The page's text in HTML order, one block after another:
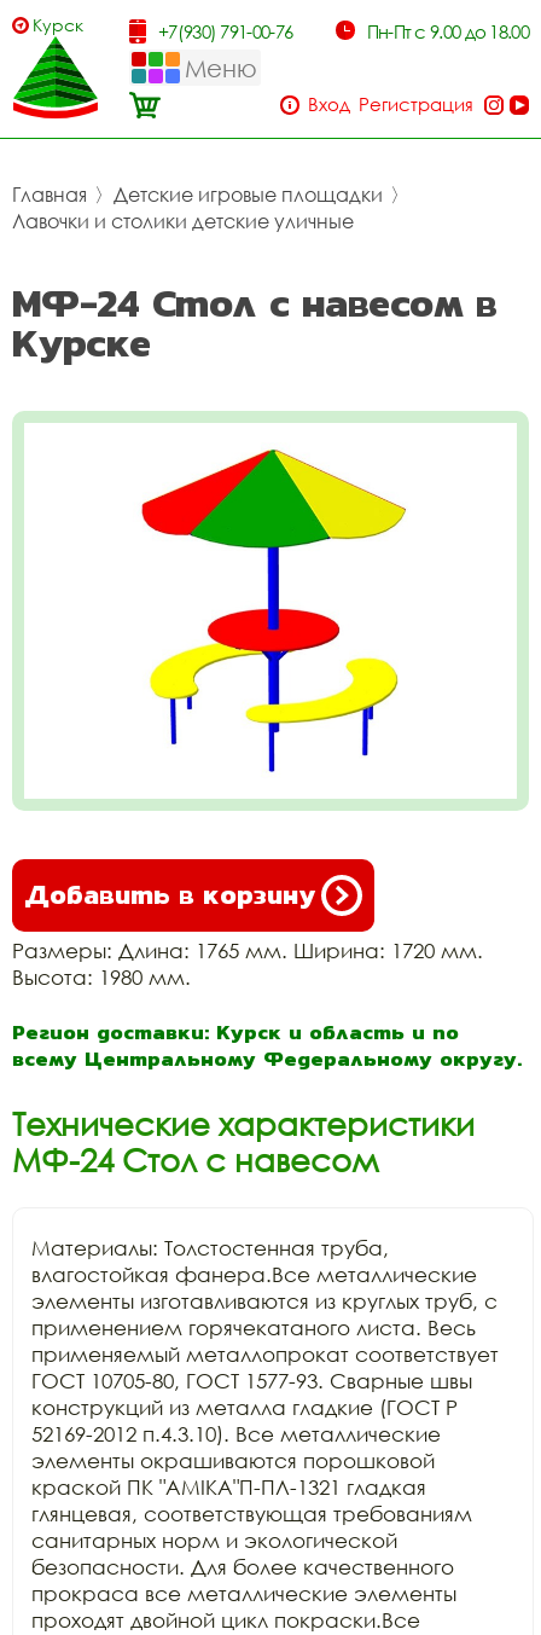
Курск +7(930) 791-00-76 Пн-Пт с 9.00 до 18.00
Меню
Вход Регистрация
Главная 〉 Детские игровые площадки 〉
Лавочки и столики детские уличные
МФ-24 Стол с навесом в
Курске
Добавить в корзину
Размеры: Длина: 1765 мм. Ширина: 1720 мм.
Высота: 1980 мм.
Регион доставки: Курск и область и по
всему Центральному Федеральному округу.
Технические характеристики
МФ-24 Стол с навесом
Материалы: Толстостенная труба,
влагостойкая фанера.Все металлические
элементы изготавливаются из круглых труб, с
применением горячекатаного листа. Весь
применяемый металлопрокат соответствует
ГОСТ 10705-80, ГОСТ 1577-93. Сварные швы
конструкций из металла гладкие (ГОСТ Р
52169-2012 п.4.3.10). Все металлические
элементы окрашиваются порошковой
краской ПК "АМIKA"П-ПЛ-1321 гладкая
глянцевая, соответствующая требованиям
санитарных норм и экологической
безопасности. Для более качественного
прокраса все металлические элементы
проходят двойной цикл покраски.Все